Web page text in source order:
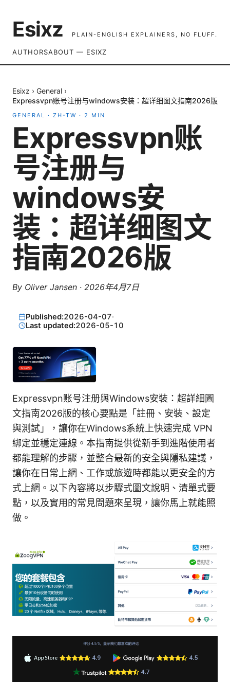
Esixz PLAIN-ENGLISH EXPLAINERS, NO FLUFF.
AUTHORSABOUT — ESIXZ
Esixz › General ›
Expressvpn账号注册与windows安装：超详细图文指南2026版
GENERAL · ZH-TW · 2 MIN
Expressvpn账
号注册与
windows安
装：超详细图文
指南2026版
By Oliver Jansen · 2026年4月7日
Published:2026-04-07·
Last updated:2026-05-10
Expressvpn账号注册與Windows安裝：超詳細圖
文指南2026版的核心要點是「註冊、安裝、設定
與測試」，讓你在Windows系統上快速完成 VPN
綁定並穩定連線。本指南提供從新手到進階使用者
都能理解的步驟，並整合最新的安全與隱私建議，
讓你在日常上網、工作或旅遊時都能以更安全的方
式上網。以下內容將以步驟式圖文說明、清單式要
點，以及實用的常見問題來呈現，讓你馬上就能照
做。